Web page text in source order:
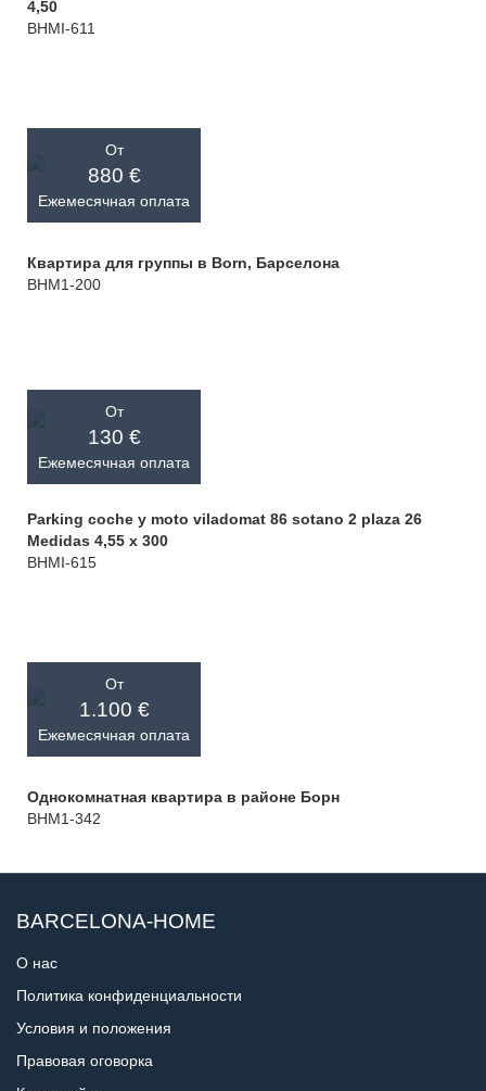
4,50
BHMI-611
От
880 €
Ежемесячная оплата
Квартира для группы в Born, Барселона
BHM1-200
От
130 €
Ежемесячная оплата
Parking coche y moto viladomat 86 sotano 2 plaza 26
Medidas 4,55 x 300
BHMI-615
От
1.100 €
Ежемесячная оплата
Однокомнатная квартира в районе Борн
BHM1-342
BARCELONA-HOME
О нас
Политика конфиденциальности
Условия и положения
Правовая оговорка